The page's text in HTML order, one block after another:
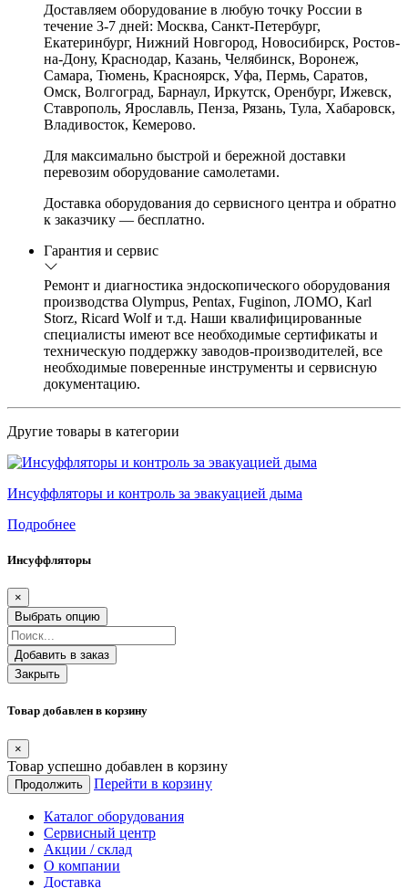
Доставляем оборудование в любую точку России в
течение 3-7 дней: Москва, Санкт-Петербург,
Екатеринбург, Нижний Новгород, Новосибирск, Ростов-
на-Дону, Краснодар, Казань, Челябинск, Воронеж,
Самара, Тюмень, Красноярск, Уфа, Пермь, Саратов,
Омск, Волгоград, Барнаул, Иркутск, Оренбург, Ижевск,
Ставрополь, Ярославль, Пенза, Рязань, Тула, Хабаровск,
Владивосток, Кемерово.
Для максимально быстрой и бережной доставки
перевозим оборудование самолетами.
Доставка оборудования до сервисного центра и обратно
к заказчику — бесплатно.
Гарантия и сервис
Ремонт и диагностика эндоскопического оборудования
производства Olympus, Pentax, Fuginon, ЛОМО, Karl
Storz, Ricard Wolf и т.д. Наши квалифицированные
специалисты имеют все необходимые сертификаты и
техническую поддержку заводов-производителей, все
необходимые поверенные инструменты и сервисную
документацию.
Другие товары в категории
Инсуффляторы и контроль за эвакуацией дыма
Подробнее
Инсуффляторы
×
Выбрать опцию
Добавить в заказ
Закрыть
Товар добавлен в корзину
×
Товар успешно добавлен в корзину
Продолжить Перейти в корзину
Каталог оборудования
Сервисный центр
Акции / склад
О компании
Доставка